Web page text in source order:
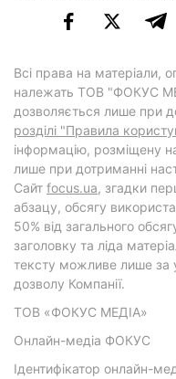
Всі права на матеріали,
належать ТОВ "ФОКУС
дозволяється лише при
розділі "Правила
інформацію, розміщену
лише при дотриманні
Cайт focus.ua, згадки
абзацу, обсягу
50% від загального
заголовку та ліда
тексту можливе лише за
дозволу Компанії.
ТОВ «ФОКУС МЕДІА»
Онлайн-медіа ФОКУС
Ідентифікатор онлайн-